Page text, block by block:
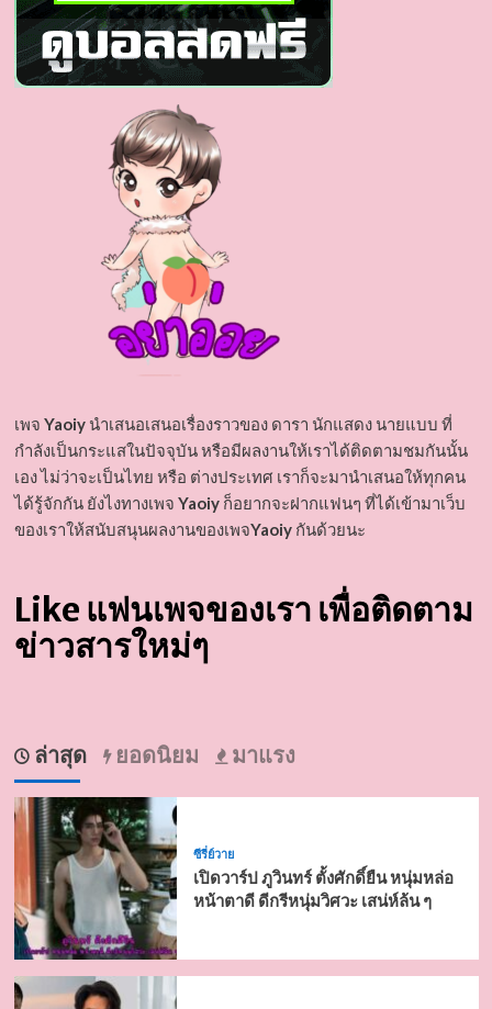
เพจ Yaoiyนำเสนอเสนอเรื่องราวของ ดารา นักแสดง นายแบบ ที่
กำลังเป็นกระแสในปัจจุบัน หรือมีผลงานให้เราได้ติดตามชมกันนั้น
เอง ไม่ว่าจะเป็นไทย หรือ ต่างประเทศ เราก็จะมานำเสนอให้ทุกคน
ได้รู้จักกัน ยังไงทางเพจ Yaoiyก็อยากจะฝากแฟนๆ ที่ได้เข้ามาเว็บ
ของเราให้สนับสนุนผลงานของเพจYaoiyกันด้วยนะ
Like แฟนเพจของเรา เพื่อติดตาม
ข่าวสารใหม่ๆ
ล่าสุด ยอดนิยม มาแรง
ซีรี่ย์วาย
เปิดวาร์ป ภูวินทร์ ตั้งศักดิ์ยืน หนุ่มหล่อ
หน้าตาดี ดีกรีหนุ่มวิศวะ เสน่ห์ล้น ๆ